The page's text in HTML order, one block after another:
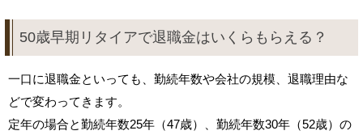
50歳早期リタイアで退職金はいくらもらえる？
一口に退職金といっても、勤続年数や会社の規模、退職理由な
どで変わってきます。
定年の場合と勤続年数25年（47歳）、勤続年数30年（52歳）の